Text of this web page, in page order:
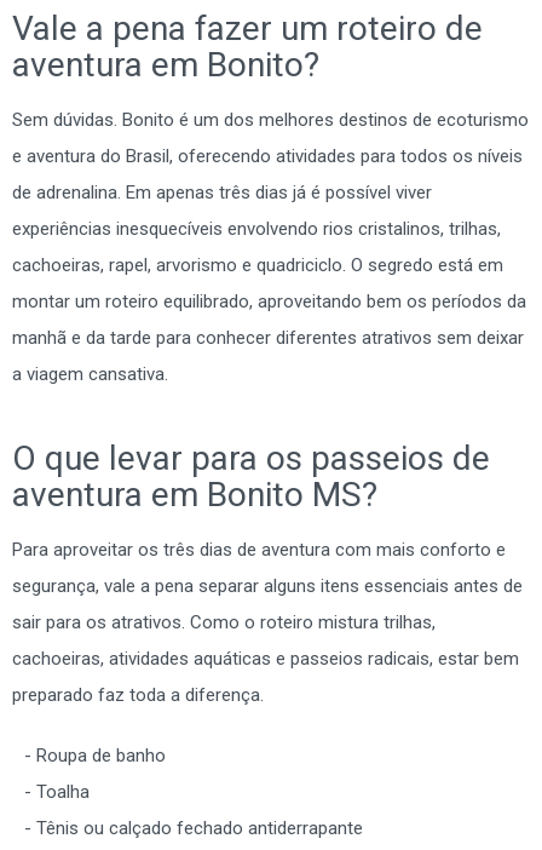
Vale a pena fazer um roteiro de
aventura em Bonito?
Sem dúvidas. Bonito é um dos melhores destinos de ecoturismo
e aventura do Brasil, oferecendo atividades para todos os níveis
de adrenalina. Em apenas três dias já é possível viver
experiências inesquecíveis envolvendo rios cristalinos, trilhas,
cachoeiras, rapel, arvorismo e quadriciclo. O segredo está em
montar um roteiro equilibrado, aproveitando bem os períodos da
manhã e da tarde para conhecer diferentes atrativos sem deixar
a viagem cansativa.
O que levar para os passeios de
aventura em Bonito MS?
Para aproveitar os três dias de aventura com mais conforto e
segurança, vale a pena separar alguns itens essenciais antes de
sair para os atrativos. Como o roteiro mistura trilhas,
cachoeiras, atividades aquáticas e passeios radicais, estar bem
preparado faz toda a diferença.
Roupa de banho
Toalha
Tênis ou calçado fechado antiderrapante